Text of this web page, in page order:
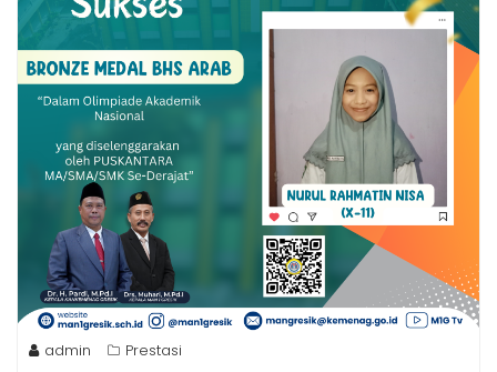
admin Prestasi